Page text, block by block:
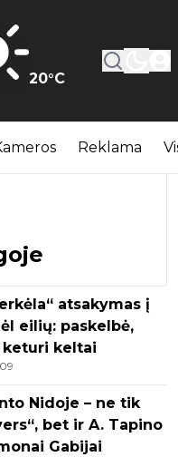
20°C
Reklama
atsakymas į
eilių: paskelbė,
keturi keltai
Nidoje – ne tik
bet ir A. Tapino
Gabijai